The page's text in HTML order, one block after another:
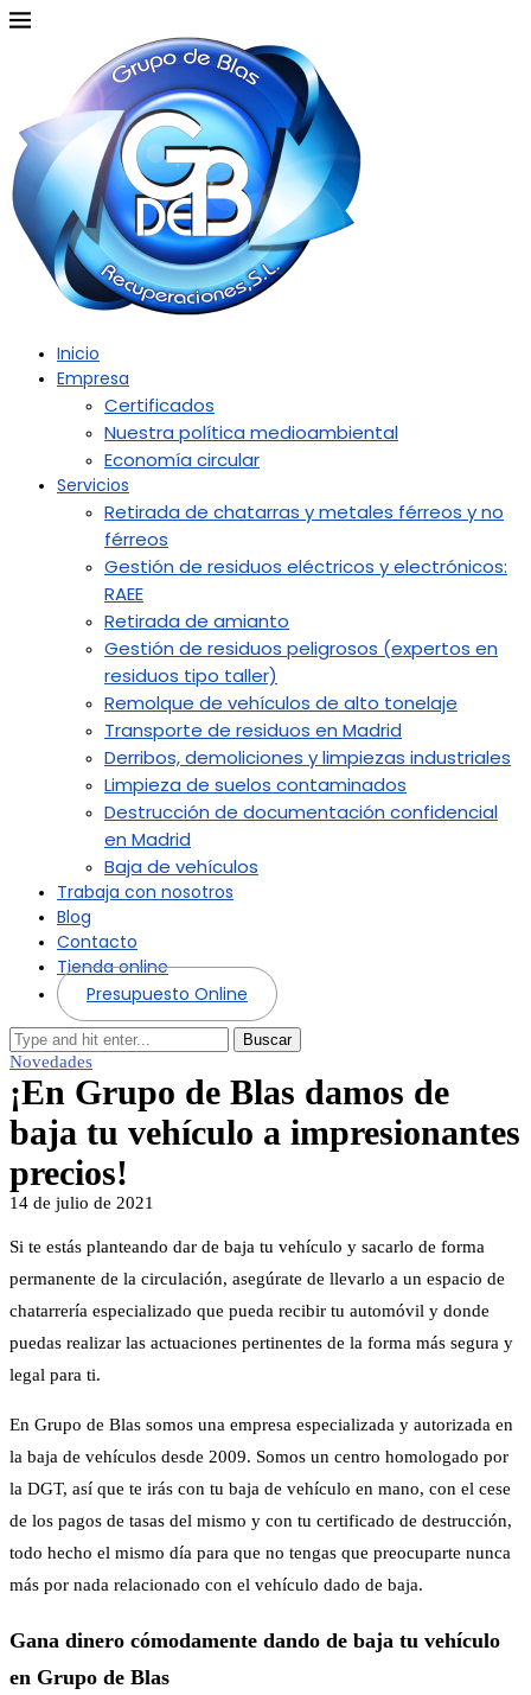
Inicio
Empresa
Certificados
Nuestra política medioambiental
Economía circular
Servicios
Retirada de chatarras y metales férreos y no
férreos
Gestión de residuos eléctricos y electrónicos:
RAEE
Retirada de amianto
Gestión de residuos peligrosos (expertos en
residuos tipo taller)
Remolque de vehículos de alto tonelaje
Transporte de residuos en Madrid
Derribos, demoliciones y limpiezas industriales
Limpieza de suelos contaminados
Destrucción de documentación confidencial
en Madrid
Baja de vehículos
Trabaja con nosotros
Blog
Contacto
Tienda online
Presupuesto Online
Buscar
Novedades
¡En Grupo de Blas damos de
baja tu vehículo a impresionantes
precios!
14 de julio de 2021
Si te estás planteando dar de baja tu vehículo y sacarlo de forma
permanente de la circulación, asegúrate de llevarlo a un espacio de
chatarrería especializado que pueda recibir tu automóvil y donde
puedas realizar las actuaciones pertinentes de la forma más segura y
legal para ti.
En Grupo de Blas somos una empresa especializada y autorizada en
la baja de vehículos desde 2009. Somos un centro homologado por
la DGT, así que te irás con tu baja de vehículo en mano, con el cese
de los pagos de tasas del mismo y con tu certificado de destrucción,
todo hecho el mismo día para que no tengas que preocuparte nunca
más por nada relacionado con el vehículo dado de baja.
Gana dinero cómodamente dando de baja tu vehículo
en Grupo de Blas